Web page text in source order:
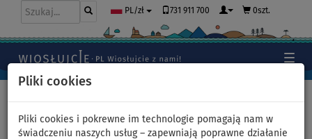
Pliki cookies
Pliki cookies i pokrewne im technologie pomagają nam w
świadczeniu naszych usług – zapewniają poprawne działanie
PL/zł 731 911 700 0szt.